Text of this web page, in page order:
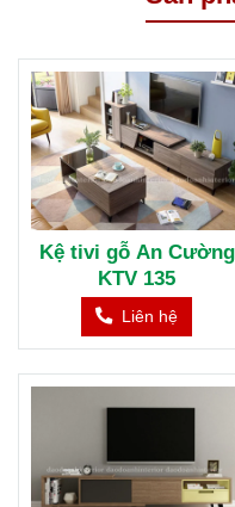
Kệ tivi gỗ An Cường
KTV 135
Liên hệ